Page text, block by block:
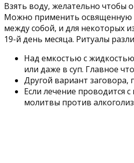
Взять воду, желательно чтобы
Можно применить освященную
между собой, и для некоторых
19-й день месяца. Ритуалы
Над емкостью с
или даже в суп. Главное
Другой вариант
Если лечение проводится
молитвы против